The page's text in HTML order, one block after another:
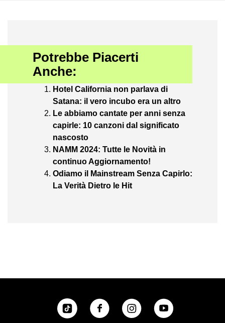
Potrebbe Piacerti
Anche:
Hotel California non parlava di
Satana: il vero incubo era un altro
Le abbiamo cantate per anni senza
capirle: 10 canzoni dal significato
nascosto
NAMM 2024: Tutte le Novità in
continuo Aggiornamento!
Odiamo il Mainstream Senza Capirlo:
La Verità Dietro le Hit